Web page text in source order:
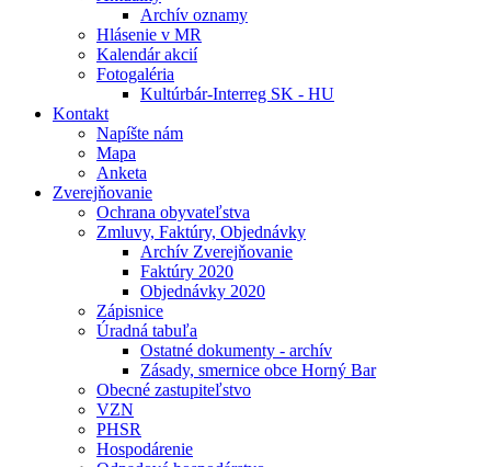
Archív oznamy
Hlásenie v MR
Kalendár akcií
Fotogaléria
Kultúrbár-Interreg SK - HU
Kontakt
Napíšte nám
Mapa
Anketa
Zverejňovanie
Ochrana obyvateľstva
Zmluvy, Faktúry, Objednávky
Archív Zverejňovanie
Faktúry 2020
Objednávky 2020
Zápisnice
Úradná tabuľa
Ostatné dokumenty - archív
Zásady, smernice obce Horný Bar
Obecné zastupiteľstvo
VZN
PHSR
Hospodárenie